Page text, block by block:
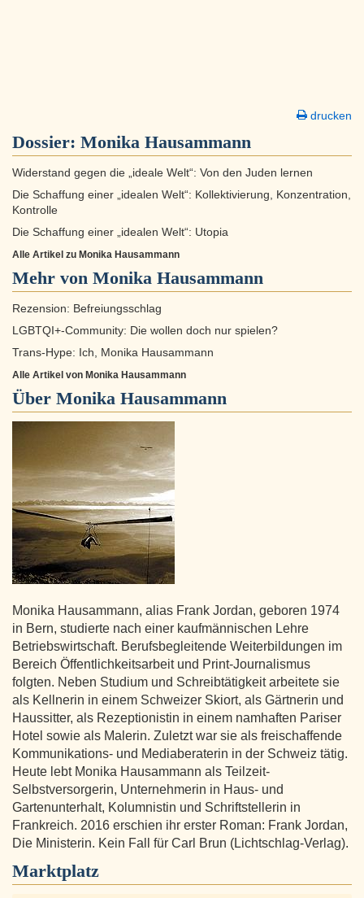
drucken
Dossier: Monika Hausammann
Widerstand gegen die „ideale Welt“: Von den Juden lernen
Die Schaffung einer „idealen Welt“: Kollektivierung, Konzentration,
Kontrolle
Die Schaffung einer „idealen Welt“: Utopia
Alle Artikel zu Monika Hausammann
Mehr von Monika Hausammann
Rezension: Befreiungsschlag
LGBTQI+-Community: Die wollen doch nur spielen?
Trans-Hype: Ich, Monika Hausammann
Alle Artikel von Monika Hausammann
Über Monika Hausammann
Monika Hausammann, alias Frank Jordan, geboren 1974
in Bern, studierte nach einer kaufmännischen Lehre
Betriebswirtschaft. Berufsbegleitende Weiterbildungen im
Bereich Öffentlichkeitsarbeit und Print-Journalismus
folgten. Neben Studium und Schreibtätigkeit arbeitete sie
als Kellnerin in einem Schweizer Skiort, als Gärtnerin und
Haussitter, als Rezeptionistin in einem namhaften Pariser
Hotel sowie als Malerin. Zuletzt war sie als freischaffende
Kommunikations- und Mediaberaterin in der Schweiz tätig.
Heute lebt Monika Hausammann als Teilzeit-
Selbstversorgerin, Unternehmerin in Haus- und
Gartenunterhalt, Kolumnistin und Schriftstellerin in
Frankreich. 2016 erschien ihr erster Roman: Frank Jordan,
Die Ministerin. Kein Fall für Carl Brun (Lichtschlag-Verlag).
Marktplatz